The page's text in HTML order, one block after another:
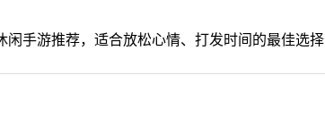
闲手游推荐，适合放松心情、打发时间的最佳选择